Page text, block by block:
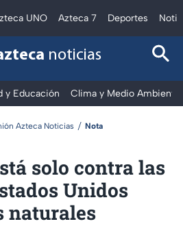
UNO Azteca 7 Deportes
noticias
y Educación Clima y Medio Ambiente
Azteca Noticias Nota
solo contra las
Unidos
naturales